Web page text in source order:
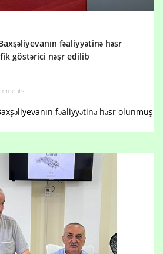
fəaliyyətinə həsr
göstərici nəşr edilib
fəaliyyətinə həsr olunmuş